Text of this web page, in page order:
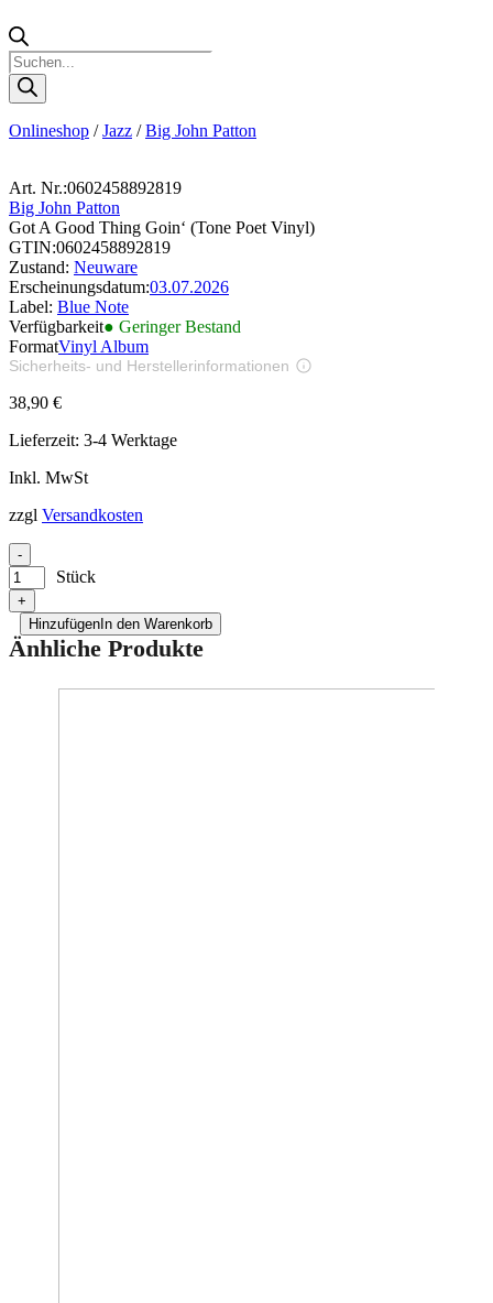
Products
search
Onlineshop /Jazz /Big John Patton
Art. Nr.:0602458892819
Big John Patton
Got A Good Thing Goin‘ (Tone Poet Vinyl)
GTIN:0602458892819
Zustand: Neuware
Erscheinungsdatum:03.07.2026
Label: Blue Note
Verfügbarkeit● Geringer Bestand
FormatVinyl Album
Sicherheits- und Herstellerinformationen
38,90 €
Lieferzeit: 3-4 Werktage
Inkl. MwSt
zzgl Versandkosten
-
Stück
+
HinzufügenIn den Warenkorb
Änhliche Produkte